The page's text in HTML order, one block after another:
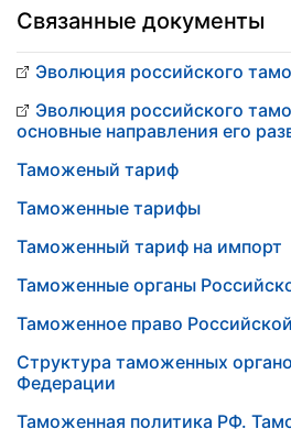
Связанные документы
Эволюция российского
Эволюция российского
основные направления его
Таможеный тариф
Таможенные тарифы
Таможенный тариф на импорт
Таможенные органы
Таможенное право
Структура таможенных
Федерации
Таможенная политика РФ.